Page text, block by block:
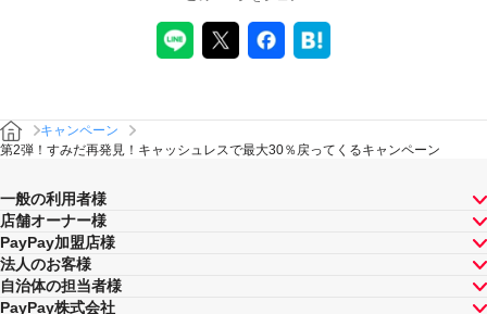
キャンペーン
第2弾！すみだ再発見！キャッシュレスで最大30％戻ってくるキャンペーン
一般の利用者様
店舗オーナー様
PayPay加盟店様
法人のお客様
自治体の担当者様
PayPay株式会社